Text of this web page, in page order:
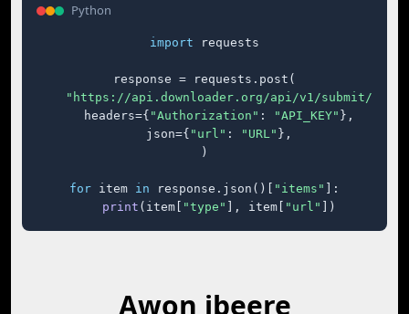
Python
import requests
response = requests.post(
"https://api.downloader.org/api/v1/submit/"
    headers={
"Authorization" : "API_KEY" },
    json={
"url" : "URL" },
)
for item in response.json()[ "items"
]:
print (item[ "type" ], item[ "url" ])
Awọn ibeere